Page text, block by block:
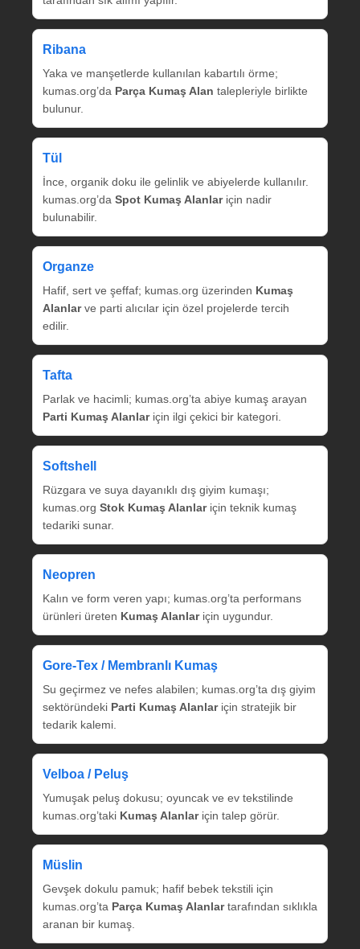
Ribana
Yaka ve manşetlerde kullanılan kabartılı örme;
kumas.org’da Parça Kumaş Alan talepleriyle birlikte
bulunur.
Tül
İnce, organik doku ile gelinlik ve abiyelerde kullanılır.
kumas.org’da Spot Kumaş Alanlariçin nadir
bulunabilir.
Organze
Hafif, sert ve şeffaf; kumas.org üzerinden Kumaş
Alanlarve parti alıcılar için özel projelerde tercih
edilir.
Tafta
Parlak ve hacimli; kumas.org’ta abiye kumaş arayan
Parti Kumaş Alanlariçin ilgi çekici bir kategori.
Softshell
Rüzgara ve suya dayanıklı dış giyim kumaşı;
kumas.org Stok Kumaş Alanlariçin teknik kumaş
tedariki sunar.
Neopren
Kalın ve form veren yapı; kumas.org’ta performans
ürünleri üreten Kumaş Alanlariçin uygundur.
Gore‑Tex / Membranlı Kumaş
Su geçirmez ve nefes alabilen; kumas.org’ta dış giyim
sektöründeki Parti Kumaş Alanlariçin stratejik bir
tedarik kalemi.
Velboa / Peluş
Yumuşak peluş dokusu; oyuncak ve ev tekstilinde
kumas.org’taki Kumaş Alanlariçin talep görür.
Müslin
Gevşek dokulu pamuk; hafif bebek tekstili için
kumas.org’ta Parça Kumaş Alanlartarafından sıklıkla
aranan bir kumaş.